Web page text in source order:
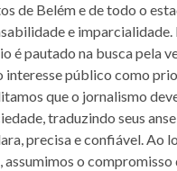
de Belém e de todo o
e imparcialidade.
é pautado na busca pela
interesse público como
que o jornalismo
traduzindo seus
precisa e confiável. Ao
o compromisso